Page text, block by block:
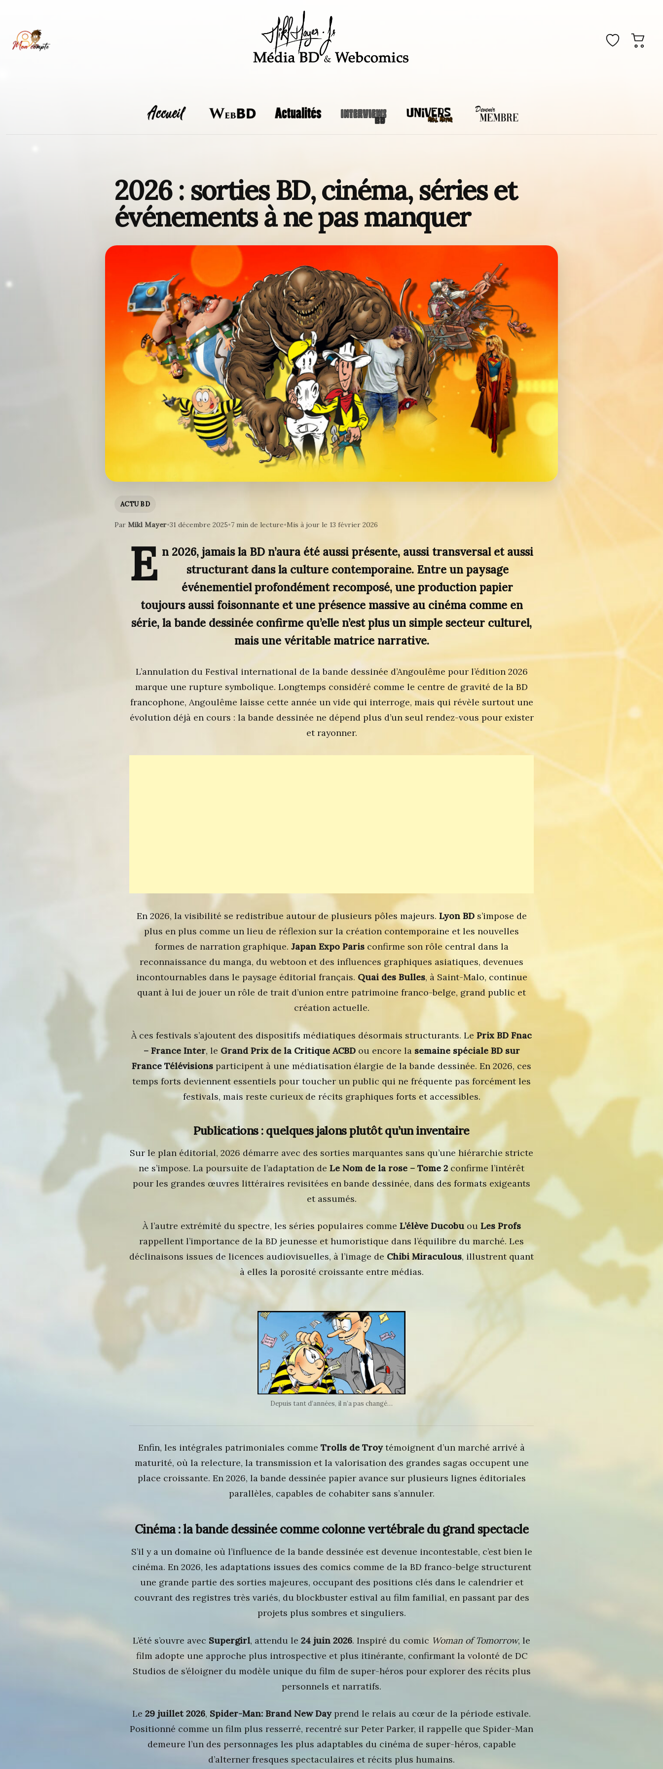
2026 : sorties BD, cinéma, séries et
événements à ne pas manquer
ACTU BD
Par Mikl Mayer•31 décembre 2025•7 min de lecture•Mis à jour le 13 février 2026
E n 2026, jamais la BD n’aura été aussi présente, aussi transversal et aussi
structurant dans la culture contemporaine. Entre un paysage
événementiel profondément recomposé, une production papier
toujours aussi foisonnante et une présence massive au cinéma comme en
série, la bande dessinée confirme qu’elle n’est plus un simple secteur culturel,
mais une véritable matrice narrative.
L’annulation du Festival international de la bande dessinée d’Angoulême pour l’édition 2026
marque une rupture symbolique. Longtemps considéré comme le centre de gravité de la BD
francophone, Angoulême laisse cette année un vide qui interroge, mais qui révèle surtout une
évolution déjà en cours : la bande dessinée ne dépend plus d’un seul rendez-vous pour exister
et rayonner.
En 2026, la visibilité se redistribue autour de plusieurs pôles majeurs. Lyon BDs’impose de
plus en plus comme un lieu de réflexion sur la création contemporaine et les nouvelles
formes de narration graphique. Japan Expo Parisconfirme son rôle central dans la
reconnaissance du manga, du webtoon et des influences graphiques asiatiques, devenues
incontournables dans le paysage éditorial français. Quai des Bulles, à Saint-Malo, continue
quant à lui de jouer un rôle de trait d’union entre patrimoine franco-belge, grand public et
création actuelle.
À ces festivals s’ajoutent des dispositifs médiatiques désormais structurants. Le Prix BD Fnac
– France Inter, le Grand Prix de la Critique ACBDou encore la semaine spéciale BD sur
France Télévisions participent à une médiatisation élargie de la bande dessinée. En 2026, ces
temps forts deviennent essentiels pour toucher un public qui ne fréquente pas forcément les
festivals, mais reste curieux de récits graphiques forts et accessibles.
Publications : quelques jalons plutôt qu’un inventaire
Sur le plan éditorial, 2026 démarre avec des sorties marquantes sans qu’une hiérarchie stricte
ne s’impose. La poursuite de l’adaptation de Le Nom de la rose – Tome 2confirme l’intérêt
pour les grandes œuvres littéraires revisitées en bande dessinée, dans des formats exigeants
et assumés.
À l’autre extrémité du spectre, les séries populaires comme L’élève Ducobuou Les Profs
rappellent l’importance de la BD jeunesse et humoristique dans l’équilibre du marché. Les
déclinaisons issues de licences audiovisuelles, à l’image de Chibi Miraculous, illustrent quant
à elles la porosité croissante entre médias.
Depuis tant d’années, il n’a pas changé…
Enfin, les intégrales patrimoniales comme Trolls de Troytémoignent d’un marché arrivé à
maturité, où la relecture, la transmission et la valorisation des grandes sagas occupent une
place croissante. En 2026, la bande dessinée papier avance sur plusieurs lignes éditoriales
parallèles, capables de cohabiter sans s’annuler.
Cinéma : la bande dessinée comme colonne vertébrale du grand spectacle
S’il y a un domaine où l’influence de la bande dessinée est devenue incontestable, c’est bien le
cinéma. En 2026, les adaptations issues des comics comme de la BD franco-belge structurent
une grande partie des sorties majeures, occupant des positions clés dans le calendrier et
couvrant des registres très variés, du blockbuster estival au film familial, en passant par des
projets plus sombres et singuliers.
L’été s’ouvre avec Supergirl, attendu le 24 juin 2026. Inspiré du comic Woman of Tomorrow, le
film adopte une approche plus introspective et plus itinérante, confirmant la volonté de DC
Studios de s’éloigner du modèle unique du film de super-héros pour explorer des récits plus
personnels et narratifs.
Le 29 juillet 2026, Spider-Man: Brand New Dayprend le relais au cœur de la période estivale.
Positionné comme un film plus resserré, recentré sur Peter Parker, il rappelle que Spider-Man
demeure l’un des personnages les plus adaptables du cinéma de super-héros, capable
d’alterner fresques spectaculaires et récits plus humains.